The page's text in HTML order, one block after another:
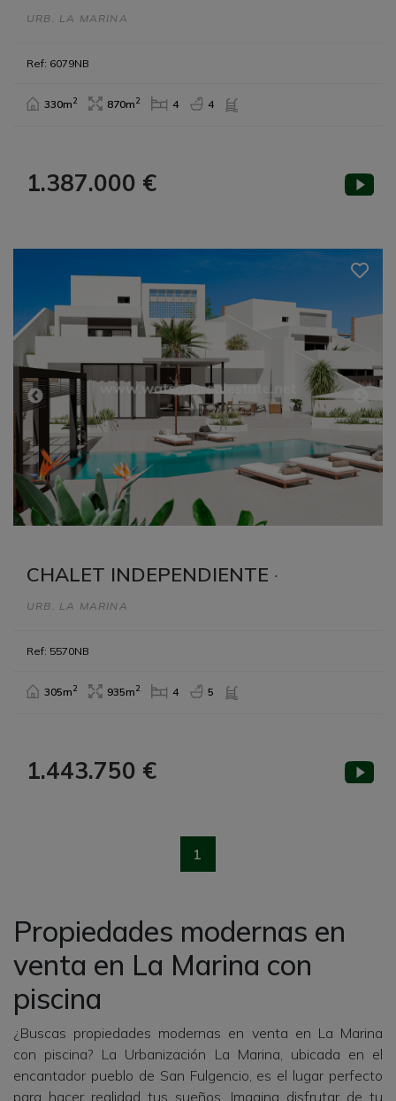
URB. LA MARINA
Ref: 6079NB
330m2 870m2 4 4
1.387.000 €
CHALET INDEPENDIENTE ·
URB. LA MARINA
Ref: 5570NB
305m2 935m2 4 5
1.443.750 €
1
Propiedades modernas en
venta en La Marina con
piscina
¿Buscas propiedades modernas en venta en La Marina
con piscina? La Urbanización La Marina, ubicada en el
encantador pueblo de San Fulgencio, es el lugar perfecto
para hacer realidad tus sueños. Imagina disfrutar de tu